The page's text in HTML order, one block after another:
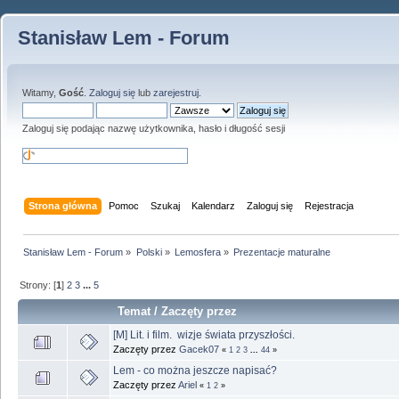
Stanisław Lem - Forum
Witamy, Gość Zaloguj się lub zarejestruj
Zaloguj się podając nazwę użytkownika, hasło i długość sesji
Strona główna Pomoc Szukaj Kalendarz Zaloguj się Rejestracja
Stanisław Lem - Forum » Polski» Lemosfera» Prezentacje maturalne
Strony: [1]2 3 ...5
Temat/Zaczęty przez
[M] Lit. i film. wizje świata przyszłości.
Zaczęty przez Gacek07 « 1 2 3 44 »
Lem - co można jeszcze napisać?
Zaczęty przez Ariel « 1 2 »